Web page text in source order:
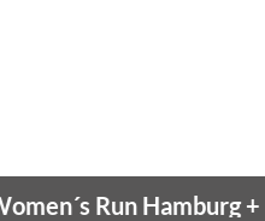
Run Hamburg+ + +